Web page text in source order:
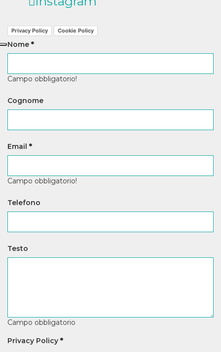
Privacy Policy Cookie Policy
Nome *
Campo obbligatorio!
Cognome
Email *
Campo obbligatorio!
Telefono
Testo
Campo obbligatorio
Privacy Policy *